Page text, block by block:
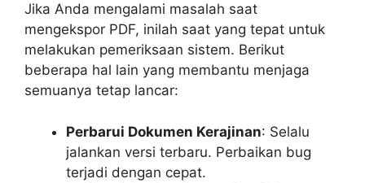
Jika Anda mengalami masalah saat
mengekspor PDF, inilah saat yang tepat untuk
melakukan pemeriksaan sistem. Berikut
beberapa hal lain yang membantu menjaga
semuanya tetap lancar:
Perbarui Dokumen Kerajinan: Selalu
jalankan versi terbaru. Perbaikan bug
terjadi dengan cepat.